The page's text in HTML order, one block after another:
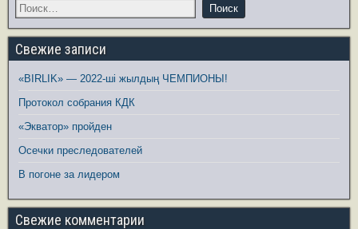
Свежие записи
«BIRLIK» — 2022-ші жылдың ЧЕМПИОНЫ!
Протокол собрания КДК
«Экватор» пройден
Осечки преследователей
В погоне за лидером
Свежие комментарии